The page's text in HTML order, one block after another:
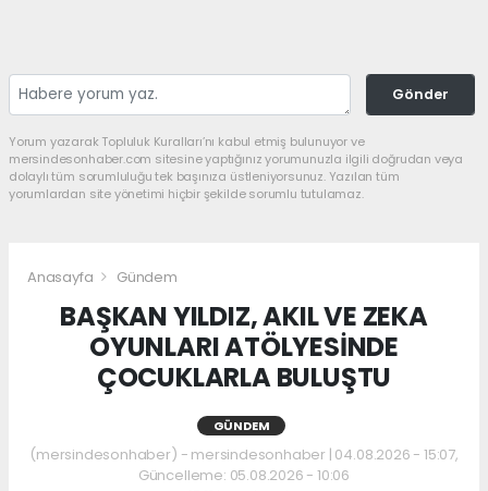
Gönder
Yorum yazarak Topluluk Kuralları’nı kabul etmiş bulunuyor ve
mersindesonhaber.com sitesine yaptığınız yorumunuzla ilgili doğrudan veya
dolaylı tüm sorumluluğu tek başınıza üstleniyorsunuz. Yazılan tüm
yorumlardan site yönetimi hiçbir şekilde sorumlu tutulamaz.
Anasayfa Gündem
BAŞKAN YILDIZ, AKIL VE ZEKA
OYUNLARI ATÖLYESİNDE
ÇOCUKLARLA BULUŞTU
GÜNDEM
(mersindesonhaber) - mersindesonhaber | 04.08.2026 - 15:07,
Güncelleme: 05.08.2026 - 10:06